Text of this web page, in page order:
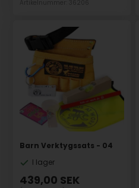
Barn Verktygssats - 04
I lager
439,00 SEK